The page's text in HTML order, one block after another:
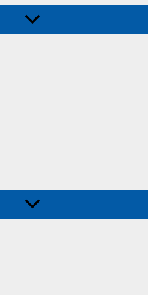
Alternar
menú
Alternar
menú